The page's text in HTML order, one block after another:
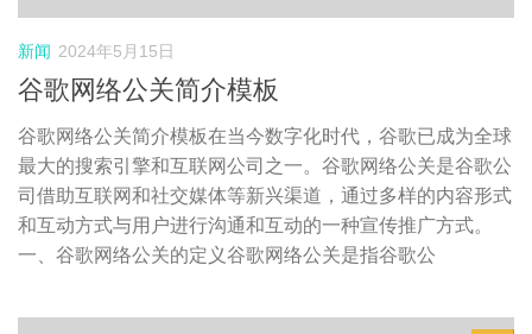
新闻 2024年5月15日
谷歌网络公关简介模板
谷歌网络公关简介模板在当今数字化时代，谷歌已成为全球
最大的搜索引擎和互联网公司之一。谷歌网络公关是谷歌公
司借助互联网和社交媒体等新兴渠道，通过多样的内容形式
和互动方式与用户进行沟通和互动的一种宣传推广方式。
一、谷歌网络公关的定义谷歌网络公关是指谷歌公